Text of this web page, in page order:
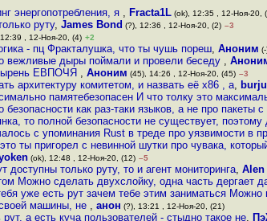
энергопотребления, я , Fracta1L (ok), 12:35 , 12-Ноя-20,
руту, James Bond (?), 12:36 , 12-Ноя-20, (2) –3
, 12-Ноя-20, (4) +2
- пц Фракталушка, что ты чушь пореш, Аноним
вежливые дыры поймали и провели беседу ,
ЕВПОЧЯ , Аноним (45), 14:26 , 12-Ноя-20, (45) –3
архитектуру комитетом, и назвать её x86 , а,
памятебезопасен И что толку это
как раз-таки языков, а не про пакеты
то полной безопасности не существует, поэтому
с упоминания Rust в треде про уязвимости в
ты пригорел с невинной шутки про чувака,
(ok), 12:48 , 12-Ноя-20, (12) –5
только руту, то и агент мониторинга, Alen
Можно сделать двухслойку, одна часть дергает
уже есть рут зачем тебе этим заниматься Можно
машины, не , анон (?), 13:21 , 12-Ноя-20, (21)
а есть куча пользователей - стыдно такое не,